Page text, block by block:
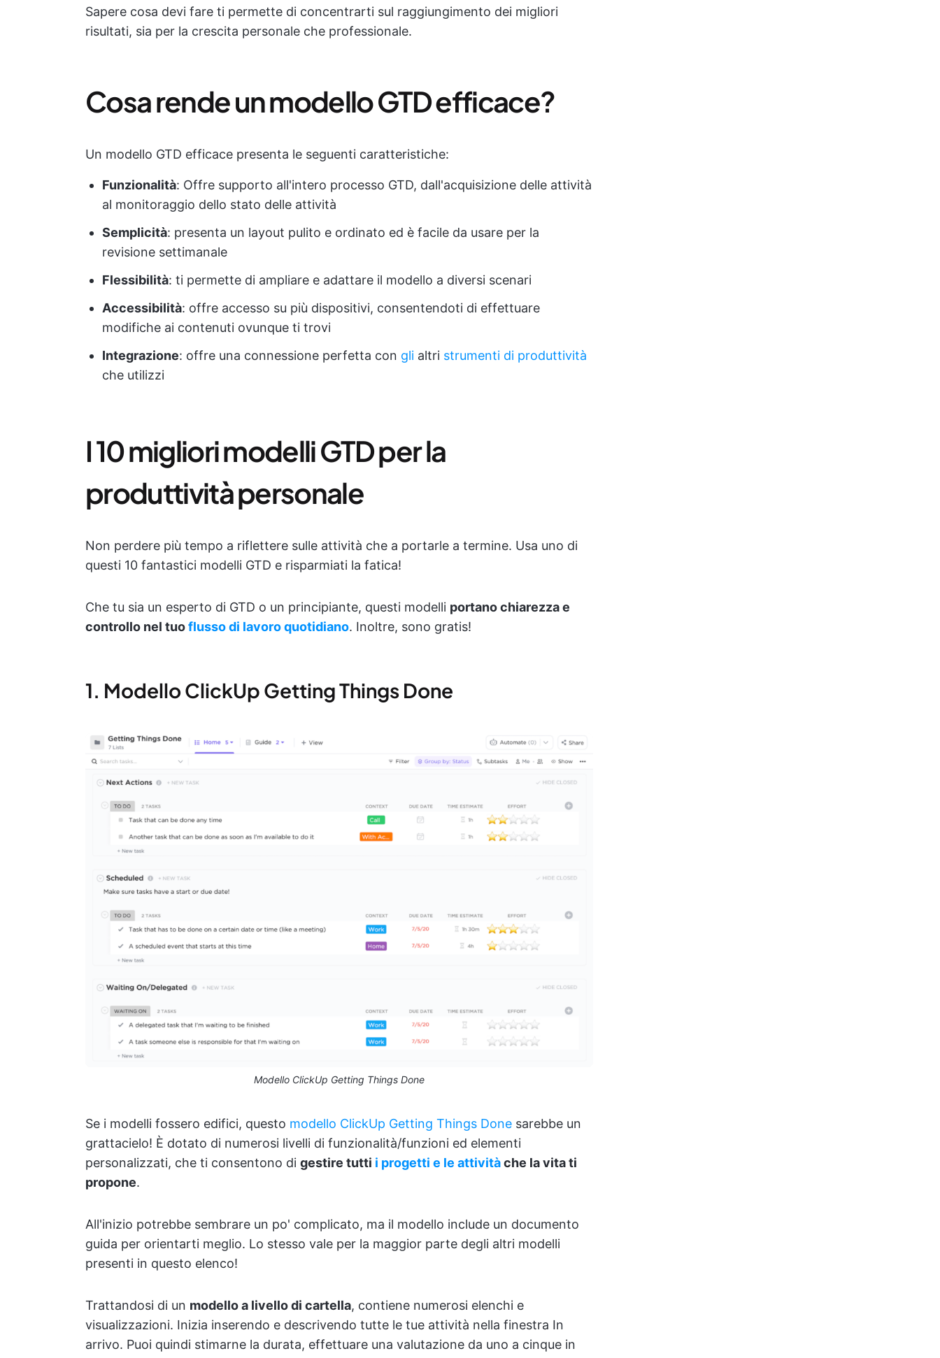
Sapere cosa devi fare ti permette di concentrarti sul raggiungimento dei migliori
risultati, sia per la crescita personale che professionale.
Cosa rende un modello GTD efficace?
Un modello GTD efficace presenta le seguenti caratteristiche:
Funzionalità: Offre supporto all'intero processo GTD, dall'acquisizione delle attività
al monitoraggio dello stato delle attività
Semplicità: presenta un layout pulito e ordinato ed è facile da usare per la
revisione settimanale
Flessibilità: ti permette di ampliare e adattare il modello a diversi scenari
Accessibilità: offre accesso su più dispositivi, consentendoti di effettuare
modifiche ai contenuti ovunque ti trovi
Integrazione: offre una connessione perfetta con gli altri strumenti di produttività
che utilizzi
I 10 migliori modelli GTD per la
produttività personale
Non perdere più tempo a riflettere sulle attività che a portarle a termine. Usa uno di
questi 10 fantastici modelli GTD e risparmiati la fatica!
Che tu sia un esperto di GTD o un principiante, questi modelli portano chiarezza e
controllo nel tuoflusso di lavoro quotidiano. Inoltre, sono gratis!
1. Modello ClickUp Getting Things Done
Modello ClickUp Getting Things Done
Se i modelli fossero edifici, questo modello ClickUp Getting Things Done sarebbe un
grattacielo! È dotato di numerosi livelli di funzionalità/funzioni ed elementi
personalizzati, che ti consentono di gestire tutti i progetti e le attivitàche la vita ti
propone.
All'inizio potrebbe sembrare un po' complicato, ma il modello include un documento
guida per orientarti meglio. Lo stesso vale per la maggior parte degli altri modelli
presenti in questo elenco!
Trattandosi di un modello a livello di cartella, contiene numerosi elenchi e
visualizzazioni. Inizia inserendo e descrivendo tutte le tue attività nella finestra In
arrivo. Puoi quindi stimarne la durata, effettuare una valutazione da uno a cinque in